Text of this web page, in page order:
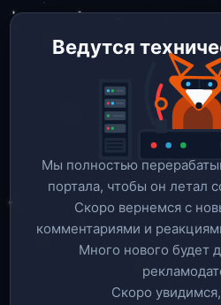
Ведутся
Мы полностью
портала, чтобы он летал
Скоро вернемся c
комментариями и
Много нового будет
Скоро